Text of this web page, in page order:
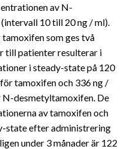
av N-
10 till 20 ng / ml).
som ges två
till patienter resulterar i
i steady-state på 120
tamoxifen och 336 ng /
desmetyltamoxifen. De
av tamoxifen och
state efter administrering
under 3 månader är 122